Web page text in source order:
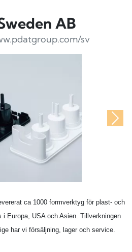
AB
sv
ca 1000 formverktyg för plast- och
i Europa, USA och Asien. Tillverkningen
har vi försäljning, lager och service.